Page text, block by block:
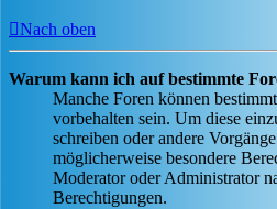
Nach oben
Warum kann ich auf bestimmte
Manche Foren können
vorbehalten sein. Um diese
schreiben oder andere
möglicherweise besondere
Moderator oder Administrator
Berechtigungen.